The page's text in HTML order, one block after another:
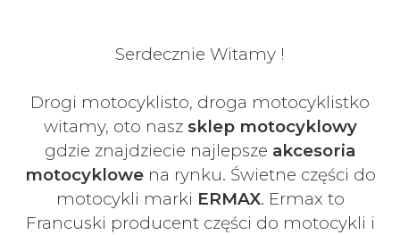
Serdecznie Witamy !
Drogi motocyklisto, droga motocyklistko
witamy, oto nasz sklep motocyklowy
gdzie znajdziecie najlepsze akcesoria
motocyklowena rynku. Świetne części do
motocykli marki ERMAX. Ermax to
Francuski producent części do motocykli i